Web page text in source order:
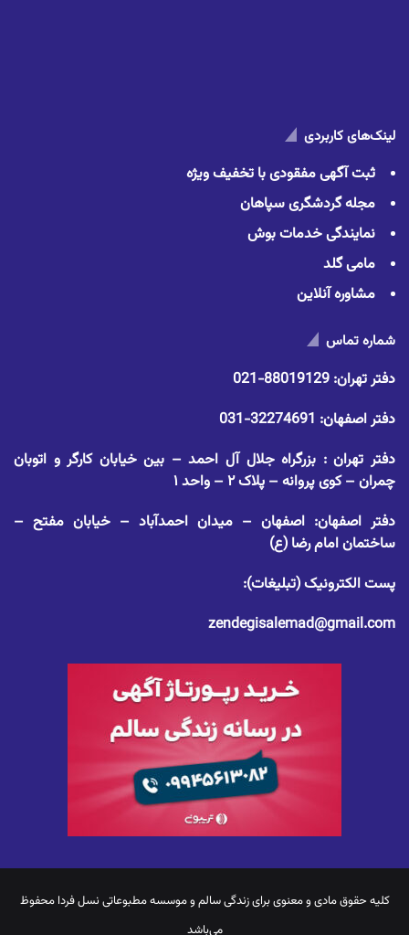
لینک‌های کاربردی
ثبت آگهی مفقودی با تخفیف ویژه
مجله گردشگری سپاهان
نمایندگی خدمات بوش
مامی گلد
مشاوره آنلاین
شماره تماس
دفتر تهران: 88019129-021
دفتر اصفهان: 32274691-031
دفتر تهران : بزرگراه جلال آل احمد – بین خیابان کارگر و اتوبان
چمران – کوی پروانه – پلاک ۲ – واحد ۱
دفتر اصفهان: اصفهان – میدان احمدآباد – خیابان مفتح –
ساختمان امام رضا (ع)
پست الکترونیک (تبلیغات):
zendegisalemad@gmail.com
کلیه حقوق مادی و معنوی برایزندگی سالم و موسسه مطبوعاتی نسل فردا محفوظ
می‌باشد